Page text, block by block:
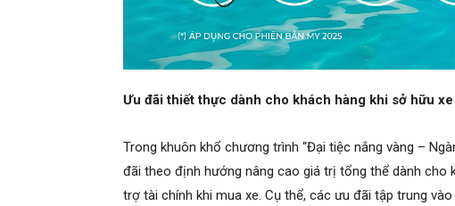
Ưu đãi thiết thực dành cho khách hàng khi sở hữu xe
Trong khuôn khổ chương trình “Đại tiệc nắng vàng –
đãi theo định hướng nâng cao giá trị tổng thể dành cho
trợ tài chính khi mua xe. Cụ thể, các ưu đãi tập trung